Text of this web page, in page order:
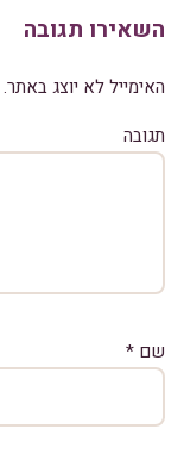
השאירו תגובה
האימייל לא יוצג באתר.
תגובה
שם *